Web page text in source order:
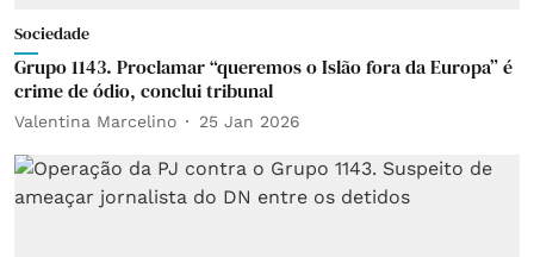
Sociedade
Grupo 1143. Proclamar “queremos o Islão fora da Europa” é
crime de ódio, conclui tribunal
Valentina Marcelino 25 Jan 2026